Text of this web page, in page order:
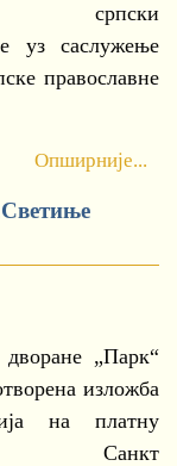
српски
уз саслужење
православне
Опширније...
„Парк“
изложба
на платну
Санкт